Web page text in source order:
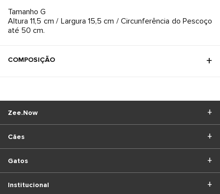
Tamanho G
Altura 11,5 cm / Largura 15,5 cm / Circunferência do Pescoço
até 50 cm.
COMPOSIÇÃO
Cães
Gatos
Zee.Now
Institucional